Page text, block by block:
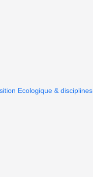
Ecologique & disciplines